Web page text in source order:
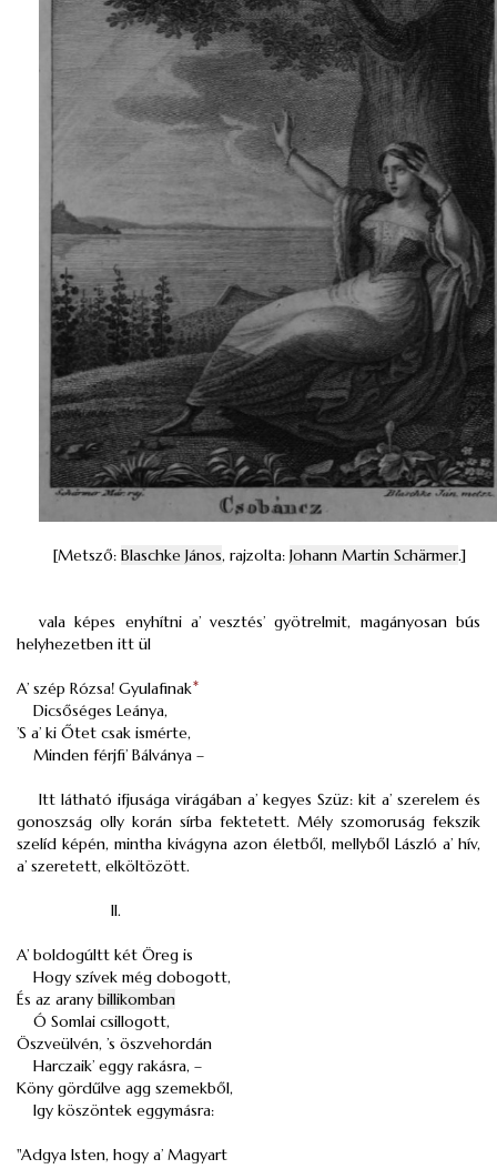
[Metsző: Blaschke János, rajzolta: Johann Martin Schärmer.]
vala képes enyhítni a’ vesztés’ gyötrelmit, magányosan bús
helyhezetben itt ül
A’ szép Rózsa! Gyulafinak*
Dicsőséges Leánya,
’S a’ ki Őtet csak ismérte,
Minden férjfi’ Bálványa –
Itt látható ifjusága virágában a’ kegyes Szüz: kit a’ szerelem és
gonoszság olly korán sírba fektetett. Mély szomoruság fekszik
szelíd képén, mintha kivágyna azon életből, mellyből László a’ hív,
a’ szeretett, elköltözött.
II.
A’ boldogúltt két Öreg is
Hogy szívek még dobogott,
És az arany billikomban
Ó Somlai csillogott,
Öszveülvén, ’s öszvehordán
Harczaik’ eggy rakásra, –
Köny gördűlve agg szemekből,
Igy köszöntek eggymásra:
"Adgya Isten, hogy a’ Magyart